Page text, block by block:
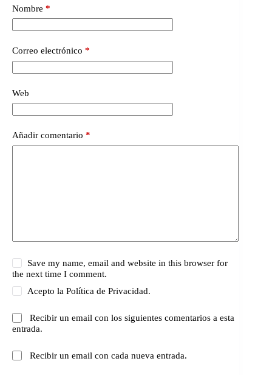
Nombre *
Correo electrónico *
Web
Añadir comentario *
Save my name, email and website in this browser for
the next time I comment.
Acepto laPolítica de Privacidad.
Recibir un email con los siguientes comentarios a esta
entrada.
Recibir un email con cada nueva entrada.